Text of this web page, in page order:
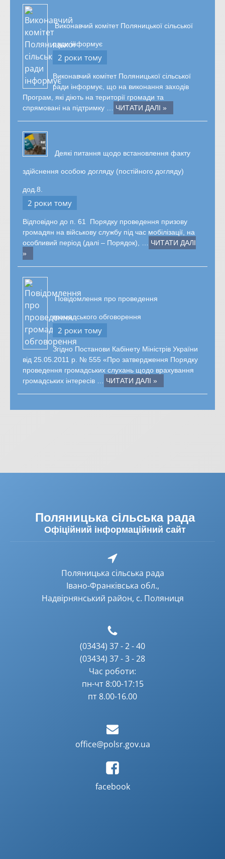
Виконавчий комітет Поляницької сільської
ради інформує
2 роки тому
Виконавчий комітет Поляницької сільської
ради інформує, що на виконання заходів
Програм, які діють на території громади та
спрямовані на підтримку …
ЧИТАТИ ДАЛІ »
Деякі питання щодо встановлення факту
здійснення особою догляду (постійного догляду)
дод.8.
2 роки тому
Відповідно до п. 61 Порядку проведення призову
громадян на військову службу під час мобілізації, на
особливий період (далі – Порядок), …
ЧИТАТИ ДАЛІ
»
Повідомлення про проведення
громадського обговорення
2 роки тому
Згідно Постанови Кабінету Міністрів України
від 25.05.2011 р. № 555 «Про затвердження Порядку
проведення громадських слухань щодо врахування
громадських інтересів …
ЧИТАТИ ДАЛІ »
Поляницька сільська рада
Офіційний інформаційний сайт
Поляницька сільська рада
Івано-Франківська обл.,
Надвірнянський район, с. Поляниця
(03434) 37 - 2 - 40
(03434) 37 - 3 - 28
Час роботи:
пн-чт 8:00-17:15
пт 8.00-16.00
office@polsr.gov.ua
facebook